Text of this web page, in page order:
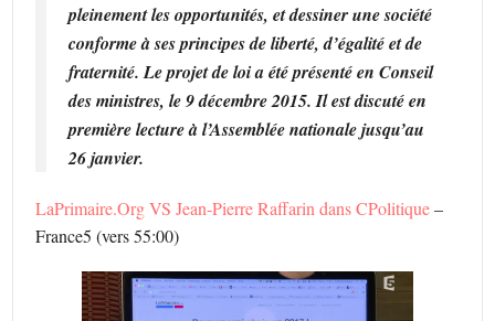
pleinement les opportunités, et dessiner une société
conforme à ses principes de liberté, d’égalité et de
fraternité. Le projet de loi a été présenté en Conseil
des ministres, le 9 décembre 2015. Il est discuté en
première lecture à l’Assemblée nationale jusqu’au
26 janvier.
LaPrimaire.Org VS Jean-Pierre Raffarin dans CPolitique–
France5 (vers 55:00)